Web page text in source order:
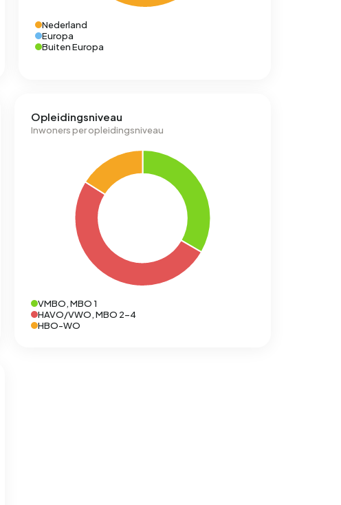
Nederland
Europa
Buiten Europa
Opleidingsniveau
Inwoners per opleidingsniveau
VMBO, MBO 1
HAVO/VWO, MBO 2-4
HBO-WO